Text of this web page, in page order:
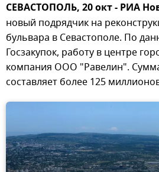
СЕВАСТОПОЛЬ, 20 окт - РИА
новый подрядчик на
бульвара в Севастополе. По
Госзакупок, работу в центре
компания ООО "Равелин".
составляет более 125